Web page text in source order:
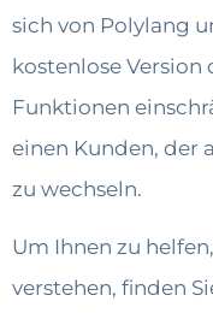
sich von Polylang
kostenlose
Funktionen
einen Kunden, der
zu wechseln.
Um Ihnen zu
verstehen, finden